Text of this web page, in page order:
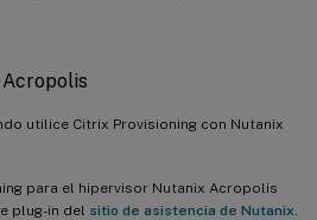
utilice Citrix Provisioning con Nutanix
para el hipervisor Nutanix Acropolis
plug-in del sitio de asistencia de Nutanix